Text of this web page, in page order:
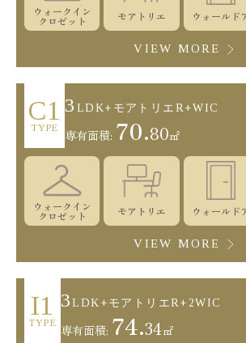
ウォークイン
クロゼット モアトリエ ウォールド
VIEW MORE
C1
TYPE
3 LDK+モアトリエR+WIC
専有面積: 70.80㎡
ウォークイン
クロゼット モアトリエ ウォールド
VIEW MORE
I1
TYPE
3 LDK+モアトリエR+2WIC
専有面積: 74.34㎡